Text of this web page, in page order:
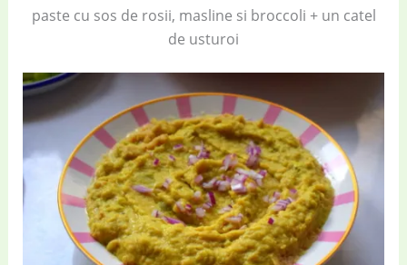
paste cu sos de rosii, masline si broccoli + un catel
de usturoi